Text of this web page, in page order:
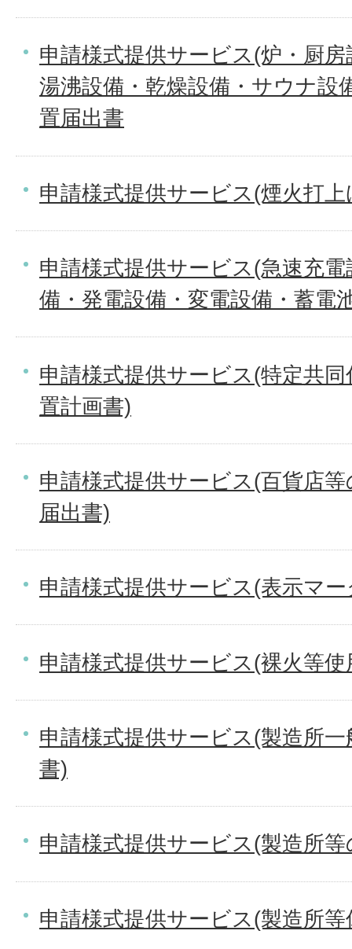
申請様式提供サービス(炉・厨
湯沸設備・乾燥設備・サウナ設
置届出書
申請様式提供サービス(煙火打
申請様式提供サービス(急速充
備・発電設備・変電設備・蓄電
申請様式提供サービス(特定共
置計画書)
申請様式提供サービス(百貨店
届出書)
申請様式提供サービス(表示マ
申請様式提供サービス(裸火等
申請様式提供サービス(製造所
書)
申請様式提供サービス(製造所
申請様式提供サービス(製造所